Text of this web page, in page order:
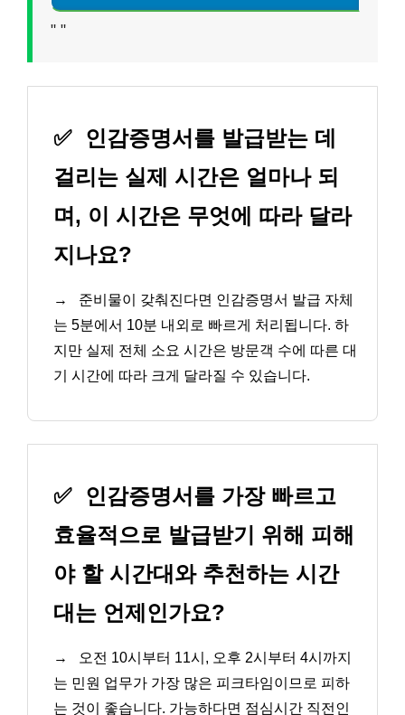
" "
✅
인감증명서를 발급받는 데
걸리는 실제 시간은 얼마나 되
며, 이 시간은 무엇에 따라 달라
지나요?
→
준비물이 갖춰진다면 인감증명서 발급 자체
는 5분에서 10분 내외로 빠르게 처리됩니다. 하
지만 실제 전체 소요 시간은 방문객 수에 따른 대
기 시간에 따라 크게 달라질 수 있습니다.
✅
인감증명서를 가장 빠르고
효율적으로 발급받기 위해 피해
야 할 시간대와 추천하는 시간
대는 언제인가요?
→
오전 10시부터 11시, 오후 2시부터 4시까지
는 민원 업무가 가장 많은 피크타임이므로 피하
는 것이 좋습니다. 가능하다면 점심시간 직전인